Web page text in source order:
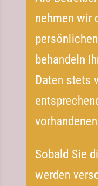
nehmen wir
behandeln
Daten stets
Sobald Sie
werden